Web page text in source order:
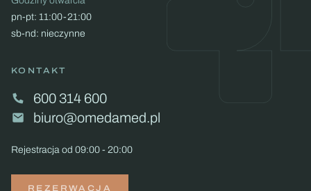
pn-pt: 11:00-21:00
sb-nd: nieczynne
KONTAKT
600 314 600
biuro@omedamed.pl
Rejestracja od 09:00 - 20:00
REZERWACJA